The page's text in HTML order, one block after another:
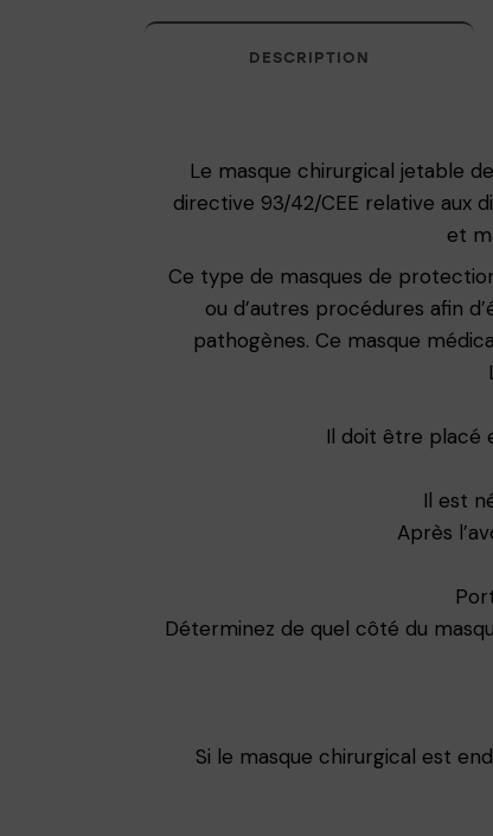
DESCRIPTION
Le masque chirurgical jetable
directive 93/42/CEE relative aux
et
Ce type de masques de
ou d’autres procédures afin
pathogènes. Ce masque
Il doit être placé
Il est
Après
Déterminez de quel côté du
Si le masque chirurgical est